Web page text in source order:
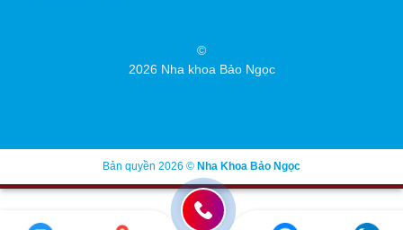
©
2026 Nha khoa Bảo Ngọc
Bản quyền 2026 © Nha Khoa Bảo Ngọc